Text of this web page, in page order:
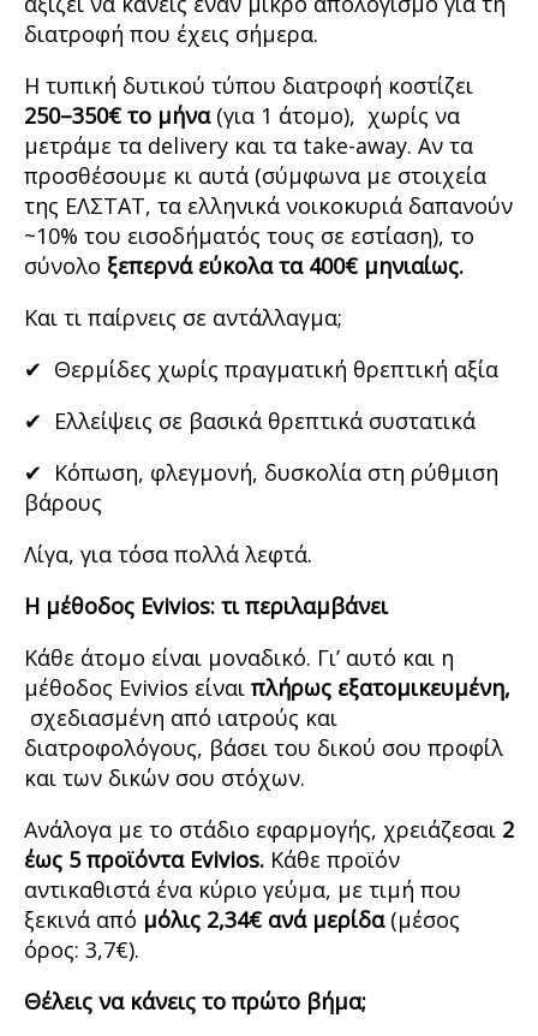
διατροφή που έχεις σήμερα.
Η τυπική δυτικού τύπου διατροφή κοστίζει
250–350€ το μήνα(για 1 άτομο), χωρίς να
μετράμε τα delivery και τα take-away. Αν τα
προσθέσουμε κι αυτά (σύμφωνα με στοιχεία
της ΕΛΣΤΑΤ, τα ελληνικά νοικοκυριά δαπανούν
~10% του εισοδήματός τους σε εστίαση), το
σύνολο ξεπερνά εύκολα τα 400€ μηνιαίως.
Και τι παίρνεις σε αντάλλαγμα;
✔ Θερμίδες χωρίς πραγματική θρεπτική αξία
✔ Ελλείψεις σε βασικά θρεπτικά συστατικά
✔ Κόπωση, φλεγμονή, δυσκολία στη ρύθμιση
βάρους
Λίγα, για τόσα πολλά λεφτά.
Η μέθοδος Evivios: τι περιλαμβάνει
Κάθε άτομο είναι μοναδικό. Γι’ αυτό και η
μέθοδος Evivios είναι πλήρως εξατομικευμένη,
σχεδιασμένη από ιατρούς και
διατροφολόγους, βάσει του δικού σου προφίλ
και των δικών σου στόχων.
Ανάλογα με το στάδιο εφαρμογής, χρειάζεσαι 2
έως 5 προϊόντα Evivios. Κάθε προϊόν
αντικαθιστά ένα κύριο γεύμα, με τιμή που
ξεκινά από μόλις 2,34€ ανά μερίδα(μέσος
όρος: 3,7€).
Θέλεις να κάνεις το πρώτο βήμα;